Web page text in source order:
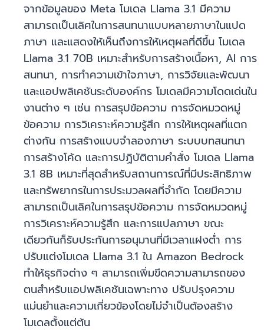
จากข้อมูลของ Meta โมเดล Llama 3.1 มีความ
สามารถเป็นเลิศในการสนทนาแบบหลายภาษาในแปด
ภาษา และแสดงให้เห็นถึงการให้เหตุผลที่ดีขึ้น โมเดล
Llama 3.1 70B เหมาะสำหรับการสร้างเนื้อหา, AI การ
สนทนา, การทำความเข้าใจภาษา, การวิจัยและพัฒนา
และแอปพลิเคชันระดับองค์กร โมเดลมีความโดดเด่นใน
งานต่าง ๆ เช่น การสรุปข้อความ การจัดหมวดหมู่
ข้อความ การวิเคราะห์ความรู้สึก การให้เหตุผลที่แตก
ต่างกัน การสร้างแบบจำลองภาษา ระบบบทสนทนา
การสร้างโค้ด และการปฏิบัติตามคำสั่ง โมเดล Llama
3.1 8B เหมาะที่สุดสำหรับสถานการณ์ที่มีประสิทธิภาพ
และทรัพยากรในการประมวลผลที่จำกัด โดยมีความ
สามารถเป็นเลิศในการสรุปข้อความ การจัดหมวดหมู่
การวิเคราะห์ความรู้สึก และการแปลภาษา ขณะ
เดียวกันก็รับประกันการอนุมานที่มีเวลาแฝงต่ำ การ
ปรับแต่งโมเดล Llama 3.1 ใน Amazon Bedrock
ทำให้ธุรกิจต่าง ๆ สามารถเพิ่มขีดความสามารถของ
ตนสำหรับแอปพลิเคชันเฉพาะทาง ปรับปรุงความ
แม่นยำและความเกี่ยวข้องโดยไม่จำเป็นต้องสร้าง
โมเดลตั้งแต่ต้น